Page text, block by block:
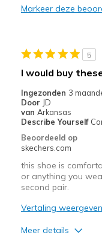
Beste toepassingen
Going Out
Travel
Width
View On Shoes
Markeer deze
5
I would buy
Ingezonden 3
Door JD
van Arkansas
Describe Yourself
Beoordeeld op
skechers.com
this shoe is
or anything you
second pair.
Vertaling weergeven
Meer details